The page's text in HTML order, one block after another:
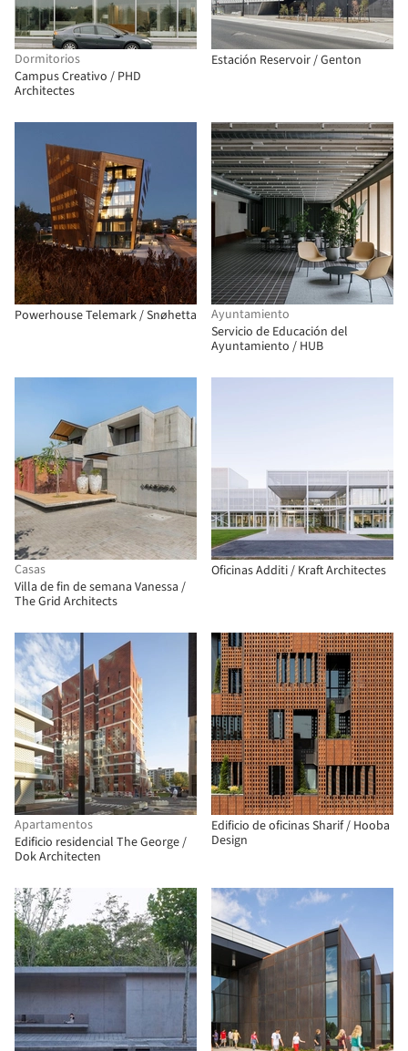
Dormitorios
Campus Creativo / PHD
Architectes
Estación Reservoir / Genton
Powerhouse Telemark / Snøhetta
Ayuntamiento
Servicio de Educación del
Ayuntamiento / HUB
Casas
Villa de fin de semana Vanessa /
The Grid Architects
Oficinas Additi / Kraft Architectes
Apartamentos
Edificio residencial The George /
Dok Architecten
Edificio de oficinas Sharif / Hooba
Design